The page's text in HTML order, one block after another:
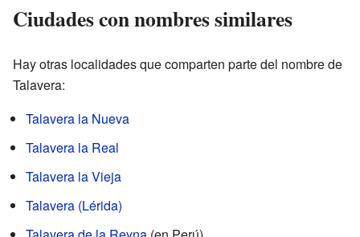
Ciudades con nombres similares
Hay otras localidades que comparten parte del nombre de
Talavera:
Talavera la Nueva
Talavera la Real
Talavera la Vieja
Talavera (Lérida)